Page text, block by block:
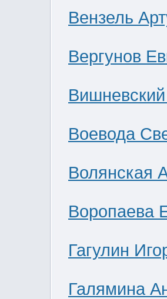
Вензель
Вергунов
Воевода
Волянская
Воропаева
Гагулин
Галямина